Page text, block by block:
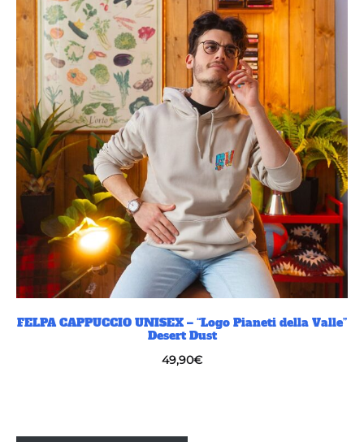
FELPA CAPPUCCIO UNISEX – “Logo Pianeti della Valle”
Desert Dust
49,90€